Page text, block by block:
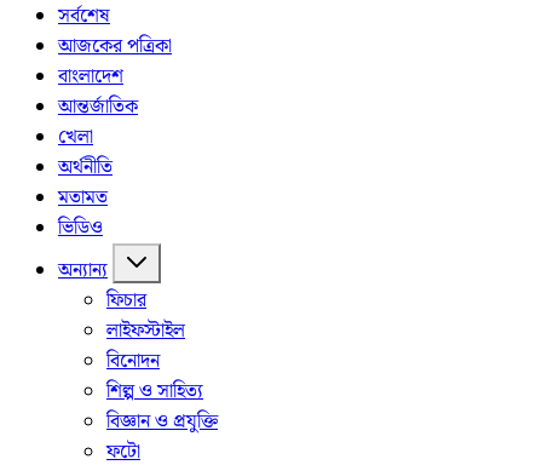
সর্বশেষ
আজকের পত্রিকা
বাংলাদেশ
আন্তর্জাতিক
খেলা
অর্থনীতি
মতামত
ভিডিও
অন্যান্য
ফিচার
লাইফস্টাইল
বিনোদন
শিল্প ও সাহিত্য
বিজ্ঞান ও প্রযুক্তি
ফটো